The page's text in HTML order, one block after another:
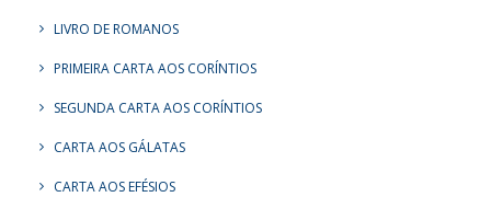
LIVRO DE ROMANOS
PRIMEIRA CARTA AOS CORÍNTIOS
SEGUNDA CARTA AOS CORÍNTIOS
CARTA AOS GÁLATAS
CARTA AOS EFÉSIOS